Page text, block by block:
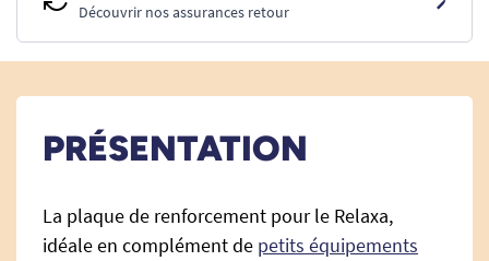
Découvrir nos assurances retour
PRÉSENTATION
La plaque de renforcement pour le Relaxa,
idéale en complément de petits équipements